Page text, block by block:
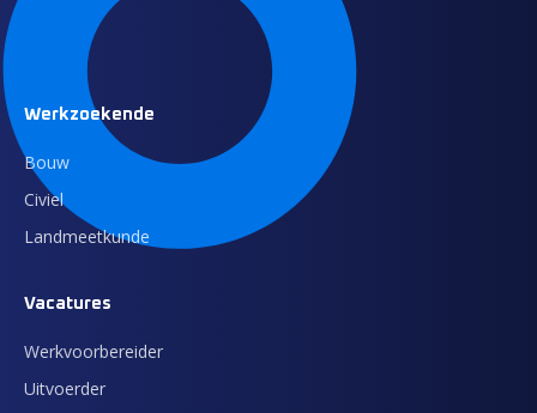
Werkzoekende
Bouw
Civiel
Landmeetkunde
Vacatures
Werkvoorbereider
Uitvoerder